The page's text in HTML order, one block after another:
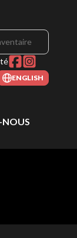
ENGLISH